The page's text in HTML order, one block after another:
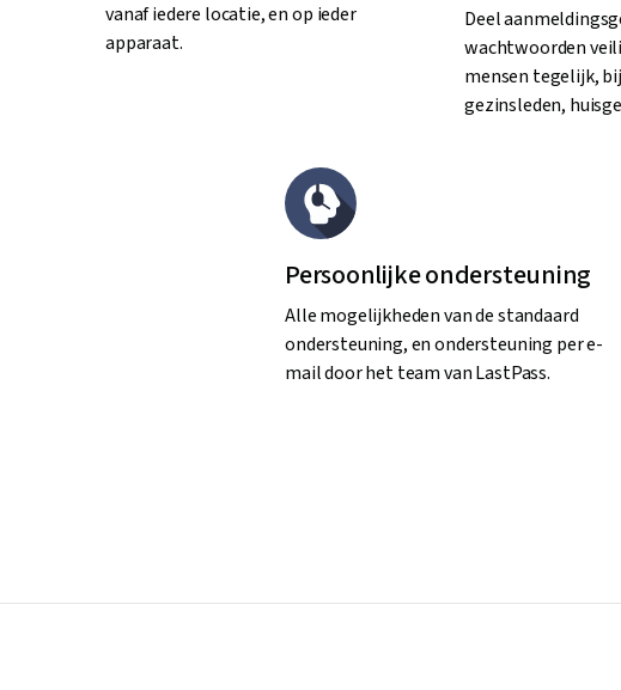
vanaf iedere locatie, en op ieder
apparaat.
Deel
wachtwoorden
mensen tegelijk,
gezinsleden,
Persoonlijke ondersteuning
Alle mogelijkheden van de standaard
ondersteuning, en ondersteuning per e-
mail door het team van LastPass.